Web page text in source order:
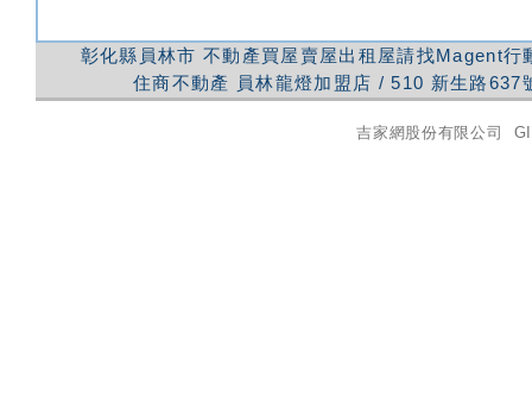
彰化縣員林市 不動產買屋賣屋出租屋請找Magent
住商不動產
員林龍燈加盟店 /510 新生路637
吉家網股份有限公司